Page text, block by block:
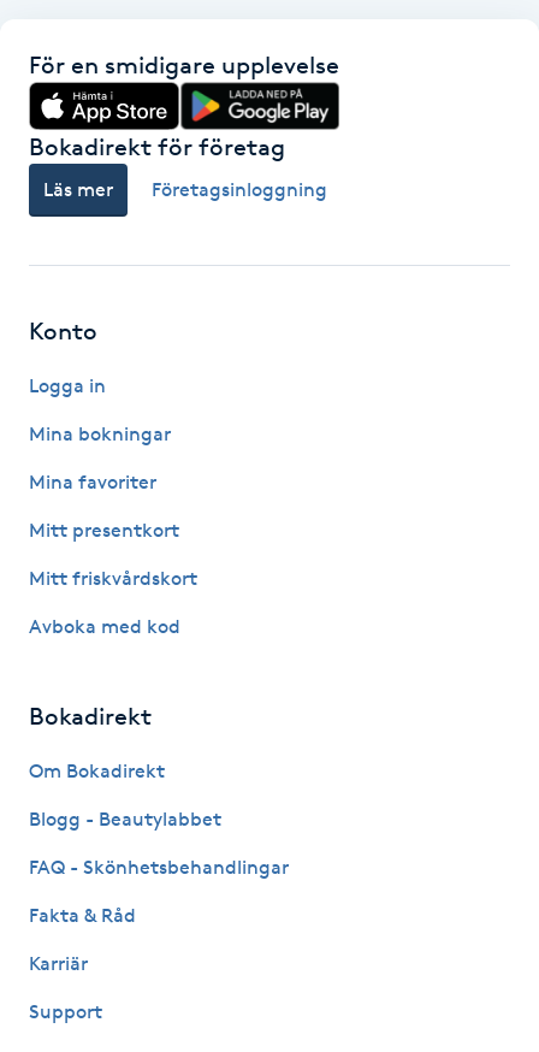
Hot yoga
Hudföryngring
Huduppstramning
Hyaluronsyra
Hyperhidros
Hårborttagning
Hårvård
Hälsprickor
Idrottsmassage
För en smidigare upplevelse
Bokadirekt för företag
Läs mer Företagsinloggning
Konto
Logga in
Mina bokningar
Mina favoriter
Mitt presentkort
Mitt friskvårdskort
Avboka med kod
Bokadirekt
Om Bokadirekt
Blogg - Beautylabbet
FAQ - Skönhetsbehandlingar
Fakta & Råd
Karriär
Support